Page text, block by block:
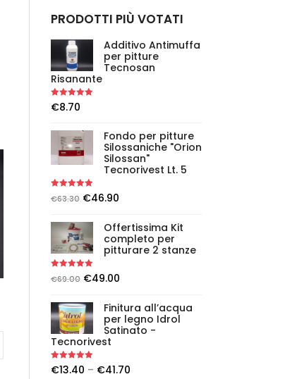
PRODOTTI PIÙ VOTATI
Additivo Antimuffa
per pitture
Tecnosan
Risanante
Rated5.00
out of 5
€8.70
Fondo per pitture
Silossaniche "Orion
Silossan"
Tecnorivest Lt. 5
Rated5.00
out of 5
€63.30 €46.90
Offertissima Kit
completo per
pitturare 2 stanze
Rated5.00
out of 5
€69.00 €49.00
Finitura all’acqua
per legno Idrol
Satinato -
Tecnorivest
Rated
5.00
out of 5
€13.40 – €41.70